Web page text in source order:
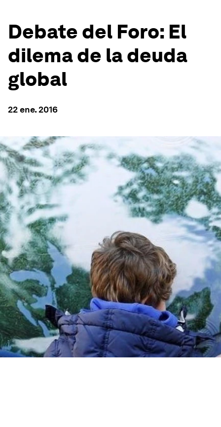
Debate del Foro: El
dilema de la deuda
global
22 ene. 2016